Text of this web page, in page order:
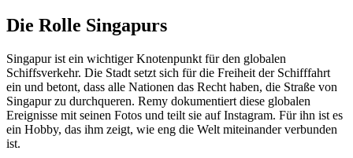
Die Rolle Singapurs
Singapur ist ein wichtiger Knotenpunkt für den globalen
Schiffsverkehr. Die Stadt setzt sich für die Freiheit der Schifffahrt
ein und betont, dass alle Nationen das Recht haben, die Straße von
Singapur zu durchqueren. Remy dokumentiert diese globalen
Ereignisse mit seinen Fotos und teilt sie auf Instagram. Für ihn ist es
ein Hobby, das ihm zeigt, wie eng die Welt miteinander verbunden
ist.